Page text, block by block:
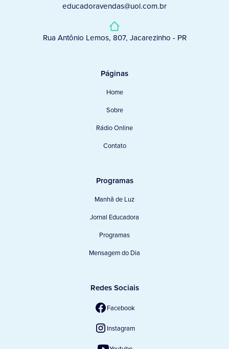
educadoravendas@uol.com.br
Rua Antônio Lemos, 807, Jacarezinho - PR
Páginas
Home
Sobre
Rádio Online
Contato
Programas
Manhã de Luz
Jornal Educadora
Programas
Mensagem do Dia
Redes Sociais
Facebook
Instagram